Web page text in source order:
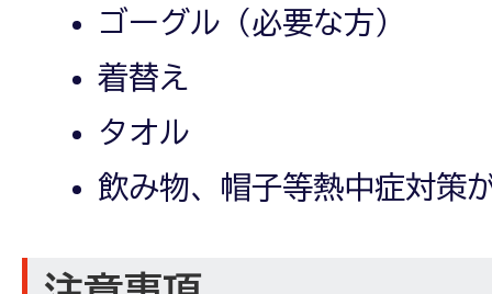
ゴーグル（必要な方）
着替え
タオル
飲み物、帽子等熱中症対策